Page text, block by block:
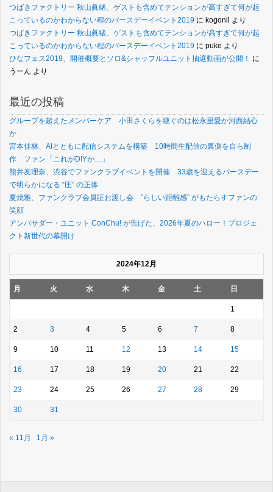
つばきファクトリー 秋山眞緒、ゲストも含めてテンションが高すぎて何が起
こっているのかわからない程のバースデーイベント2019 に kogonil より
つばきファクトリー 秋山眞緒、ゲストも含めてテンションが高すぎて何が起
こっているのかわからない程のバースデーイベント2019 に puke より
ひなフェス2019、開催概要とソロ&シャッフルユニット抽選動画が公開！
に
うーん より
最近の投稿
グループを超えたメンバーケア 小田さくらを継ぐのは松永里愛か河西結心
か
宮本佳林、AIとともに配信システムを構築 10時間生配信の裏側を自ら制
作 ファン「これがDIYか…」
熊井友理奈、渋谷でファンクラブイベントを開催 33歳を迎えるバースデー
で明らかになる “圧” の正体
夏焼雅、ファンクラブ会員証お渡し会 ”らしい距離感” がもたらすファンの
笑顔
アンバサダー・ユニット ConChu! が告げた、2026年夏のハロー！プロジェ
クト新世代の幕開け
2024年12月
月 火 水 木 金 土 日
1
2 3 4 5 6 7 8
9 10 11 12 13 14 15
16 17 18 19 20 21 22
23 24 25 26 27 28 29
30 31
« 11月 1月 »